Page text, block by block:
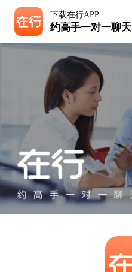
下载在行APP
约高手一对一聊天